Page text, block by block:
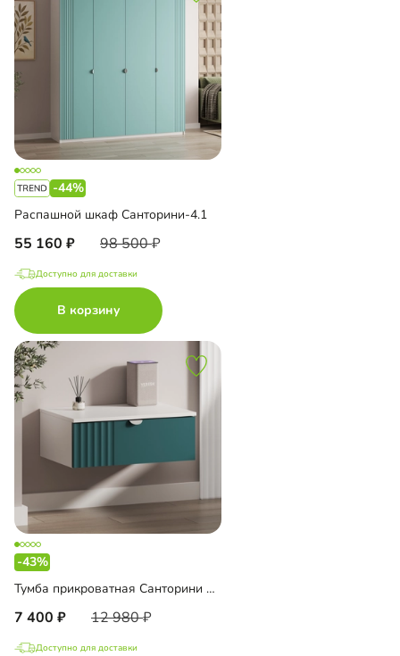
-44%
Распашной шкаф Санторини-4.1
55 160 98 500
Доступно для доставки
В корзину
-43%
Тумба прикроватная Санторини подвесная
7 400 12 980
Доступно для доставки